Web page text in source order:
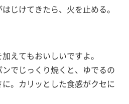
じけてきたら、火を止める。
えてもおいしいですよ。
でじっくり焼くと、ゆでるの
。カリッとした食感がクセに